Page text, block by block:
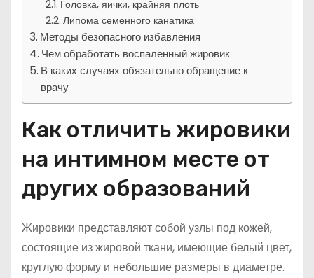
Головка, яички, крайняя плоть
Липома семенного канатика
Методы безопасного избавления
Чем обработать воспаленный жировик
В каких случаях обязательно обращение к
врачу
Как отличить жировики
на интимном месте от
других образований
Жировики представляют собой узлы под кожей,
состоящие из жировой ткани, имеющие белый цвет,
круглую форму и небольшие размеры в диаметре.